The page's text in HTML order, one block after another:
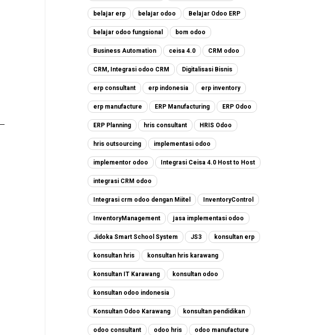
belajar erp belajar odoo Belajar Odoo ERP
belajar odoo fungsional bom odoo
Business Automation ceisa 4.0 CRM odoo
CRM, Integrasi odoo CRM Digitalisasi Bisnis
erp consultant erp indonesia erp inventory
erp manufacture ERP Manufacturing ERP Odoo
ERP Planning hris consultant HRIS Odoo
hris outsourcing implementasi odoo
implementor odoo Integrasi Ceisa 4.0 Host to Host
integrasi CRM odoo
Integrasi crm odoo dengan Miitel InventoryControl
InventoryManagement jasa implementasi odoo
Jidoka Smart School System JS3 konsultan erp
konsultan hris konsultan hris karawang
konsultan IT Karawang konsultan odoo
konsultan odoo indonesia
Konsultan Odoo Karawang konsultan pendidikan
odoo consultant odoo hris odoo manufacture